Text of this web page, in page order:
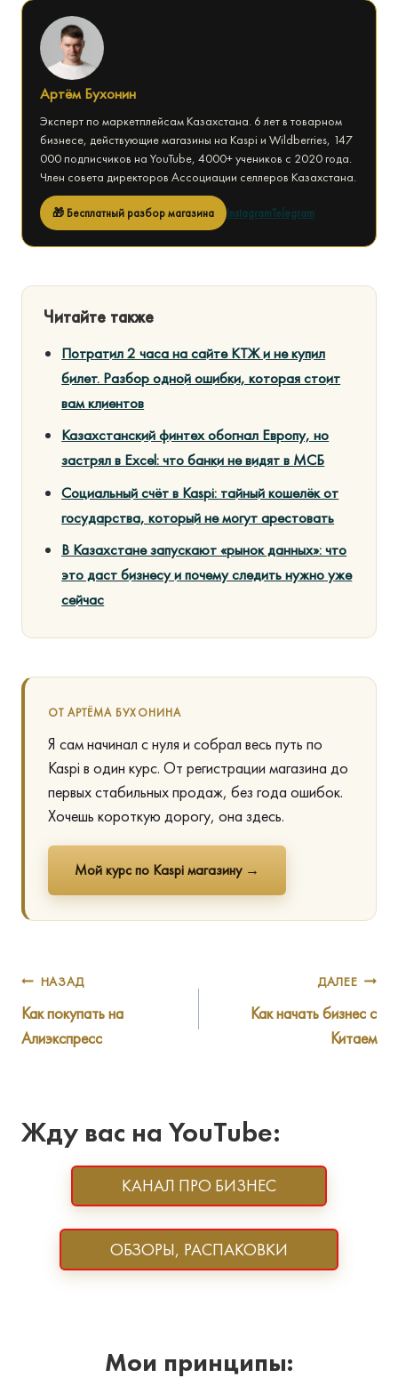
Артём Бухонин
Эксперт по маркетплейсам Казахстана. 6 лет в товарном
бизнесе, действующие магазины на Kaspi и Wildberries, 147
000 подписчиков на YouTube, 4000+ учеников с 2020 года.
Член совета директоров Ассоциации селлеров Казахстана.
🎁 Бесплатный разбор магазина InstagramTelegram
Читайте также
Потратил 2 часа на сайте КТЖ и не купил
билет. Разбор одной ошибки, которая стоит
вам клиентов
Казахстанский финтех обогнал Европу, но
застрял в Excel: что банки не видят в МСБ
Социальный счёт в Kaspi: тайный кошелёк от
государства, который не могут арестовать
В Казахстане запускают «рынок данных»: что
это даст бизнесу и почему следить нужно уже
сейчас
ОТ АРТЁМА БУХОНИНА
Я сам начинал с нуля и собрал весь путь по
Kaspi в один курс. От регистрации магазина до
первых стабильных продаж, без года ошибок.
Хочешь короткую дорогу, она здесь.
Мой курс по Kaspi магазину →
Навигация
по
записям
НАЗАД
Как покупать на
Алиэкспресс
ДАЛЕЕ
Как начать бизнес с
Китаем
Жду вас на YouTube:
КАНАЛ ПРО БИЗНЕС
ОБЗОРЫ, РАСПАКОВКИ
Мои принципы: